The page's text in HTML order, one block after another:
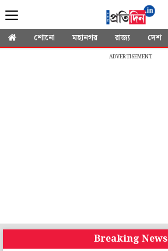
শোনো মহানগর রাজ্য দেশ
ADVERTISEMENT
Breaking News